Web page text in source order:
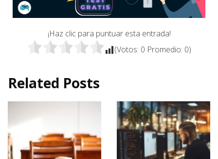
¡Haz clic para puntuar esta entrada!
(Votos: 0 Promedio: 0)
Related Posts